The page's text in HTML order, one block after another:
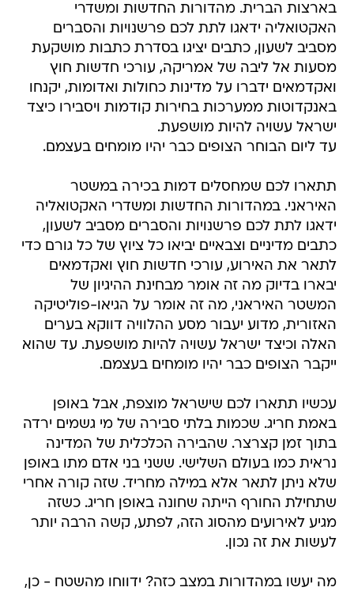
בארצות הברית. מהדורות החדשות ומשדרי
האקטואליה ידאגו לתת לכם פרשנויות והסברים
מסביב לשעון, כתבים יציגו בסדרת כתבות מושקעת
מסעות אל ליבה של אמריקה, עורכי חדשות חוץ
ואקדמאים ידברו על מדינות כחולות ואדומות, יקנחו
באנקדוטות ממערכות בחירות קודמות ויסבירו כיצד
ישראל עשויה להיות מושפעת.
עד ליום הבוחר הצופים כבר יהיו מומחים בעצמם.
תתארו לכם שמחסלים דמות בכירה במשטר
האיראני. במהדורות החדשות ומשדרי האקטואליה
ידאגו לתת לכם פרשנויות והסברים מסביב לשעון,
כתבים מדיניים וצבאיים יביאו כל ציוץ של כל גורם כדי
לתאר את האירוע, עורכי חדשות חוץ ואקדמאים
יבארו בדיוק מה זה אומר מבחינת ההיגיון של
המשטר האיראני, מה זה אומר על הגיאו-פוליטיקה
האזורית, מדוע יעבור מסע ההלוויה דווקא בערים
האלה וכיצד ישראל עשויה להיות מושפעת. עד שהוא
ייקבר הצופים כבר יהיו מומחים בעצמם.
עכשיו תתארו לכם שישראל מוצפת, אבל באופן
באמת חריג. שכמות בלתי סבירה של מי גשמים ירדה
בתוך זמן קצרצר. שהבירה הכלכלית של המדינה
נראית כמו בעולם השלישי. ששני בני אדם מתו באופן
שלא ניתן לתאר אלא במילה מחריד. שזה קורה אחרי
שתחילת החורף הייתה שחונה באופן חריג. כשזה
מגיע לאירועים מהסוג הזה, לפתע, קשה הרבה יותר
לעשות את זה נכון.
מה יעשו במהדורות במצב כזה? ידווחו מהשטח - כן,